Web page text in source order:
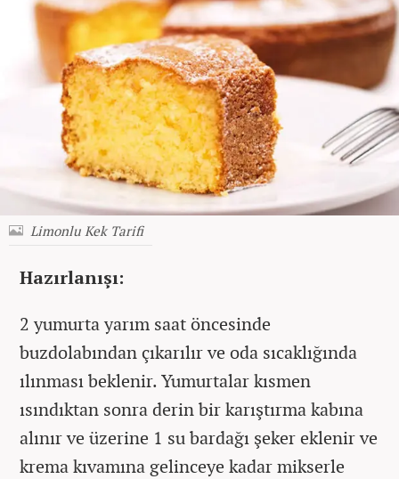
Limonlu Kek Tarifi
Hazırlanışı:
2 yumurta yarım saat öncesinde
buzdolabından çıkarılır ve oda sıcaklığında
ılınması beklenir. Yumurtalar kısmen
ısındıktan sonra derin bir karıştırma kabına
alınır ve üzerine 1 su bardağı şeker eklenir ve
krema kıvamına gelinceye kadar mikserle